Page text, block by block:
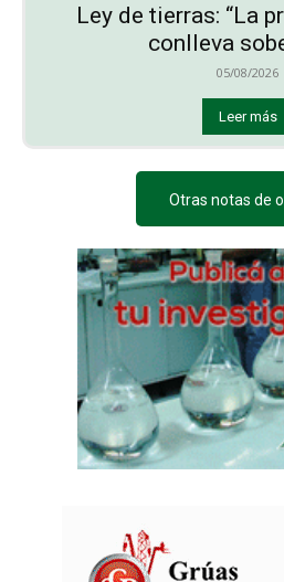
Ley de tierras: “La
conlleva
05/08/2026
Leer más
Otras notas de